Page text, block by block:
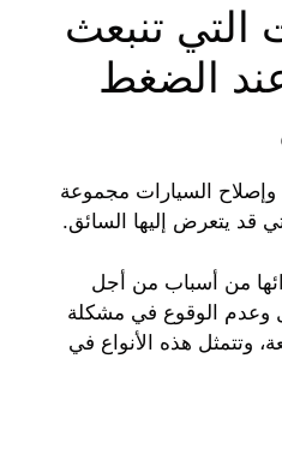
التي تنبعث
الضغط
وإصلاح السيارات مجموعة
قد يتعرض إليها السائق.
من أسباب من أجل
وعدم الوقوع في مشكلة
هذه الأنواع في